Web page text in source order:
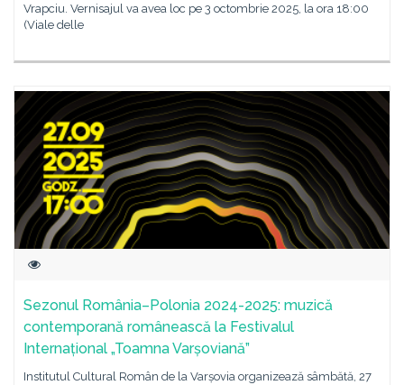
Vrapciu. Vernisajul va avea loc pe 3 octombrie 2025, la ora 18:00
(Viale delle
Sezonul România–Polonia 2024-2025: muzică
contemporană românească la Festivalul
Internațional „Toamna Varșoviană”
Institutul Cultural Român de la Varșovia organizează sâmbătă, 27